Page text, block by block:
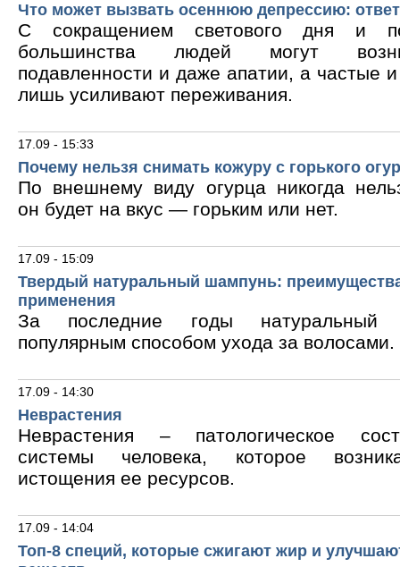
Что может вызвать осеннюю депрессию:
С сокращением светового дня и
большинства людей могут
подавленности и даже апатии, а частые
лишь усиливают переживания.
17.09 - 15:33
Почему нельзя снимать кожуру с горького
По внешнему виду огурца никогда
он будет на вкус — горьким или нет.
17.09 - 15:09
Твердый натуральный шампунь:
применения
За последние годы натуральный
популярным способом ухода за волосами.
17.09 - 14:30
Неврастения
Неврастения – патологическое
системы человека, которое
истощения ее ресурсов.
17.09 - 14:04
Топ-8 специй, которые сжигают жир и